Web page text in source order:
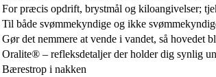
For præcis opdrift, brystmål og kiloangivelser;
Til både svømmekyndige og ikke
Gør det nemmere at vende i vandet, så
Oralite® – refleksdetaljer der holder dig synlig
Bærestrop i nakken